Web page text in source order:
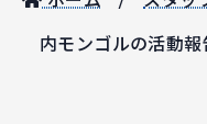
内モンゴルの活動報